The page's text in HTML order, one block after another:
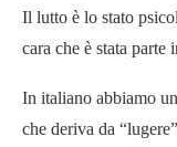
Il lutto è lo stato
cara che è stata parte
In italiano abbiamo
che deriva da